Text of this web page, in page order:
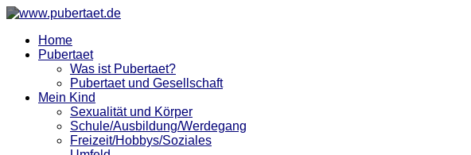
Home
Pubertaet
Was ist Pubertaet?
Pubertaet und Gesellschaft
Mein Kind
Sexualität und Körper
Schule/Ausbildung/Werdegang
Freizeit/Hobbys/Soziales